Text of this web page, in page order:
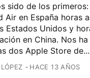
sido de los
Air en España horas
Estados Unidos y
en China. Nos
dos Apple Store de...
HACE 13 AÑOS